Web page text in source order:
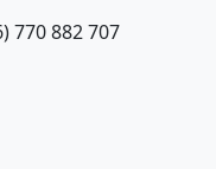
770 882 707